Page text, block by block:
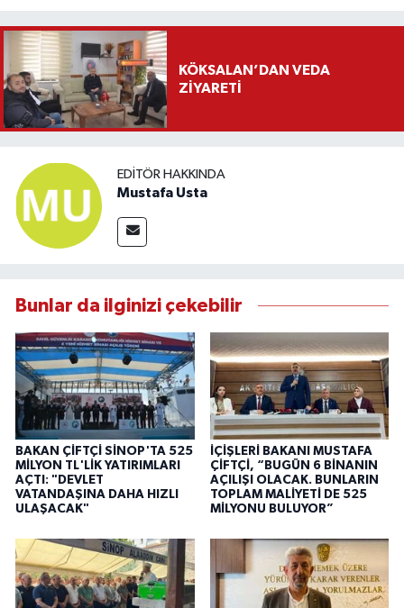
KÖKSALAN’DAN VEDA
ZİYARETİ
EDITÖR HAKKINDA
Mustafa Usta
Bunlar da ilginizi çekebilir
BAKAN ÇİFTÇİ SİNOP'TA 525
MİLYON TL'LİK YATIRIMLARI
AÇTI: "DEVLET
VATANDAŞINA DAHA HIZLI
ULAŞACAK"
İÇİŞLERİ BAKANI MUSTAFA
ÇİFTÇİ, “BUGÜN 6 BİNANIN
AÇILIŞI OLACAK. BUNLARIN
TOPLAM MALİYETİ DE 525
MİLYONU BULUYOR”